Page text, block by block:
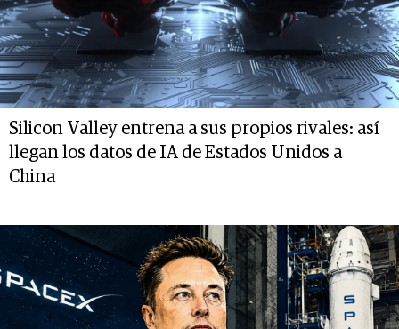
Silicon Valley entrena a sus propios rivales: así
llegan los datos de IA de Estados Unidos a
China